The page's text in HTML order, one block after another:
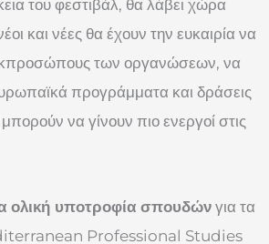
του φεστιβάλ, θα λάβει χώρα
και νέες θα έχουν την ευκαιρία να
των οργανώσεων, να
προγράμματα και δράσεις
να γίνουν πιο ενεργοί στις
ολική υποτροφία σπουδών για τα
Professional Studies